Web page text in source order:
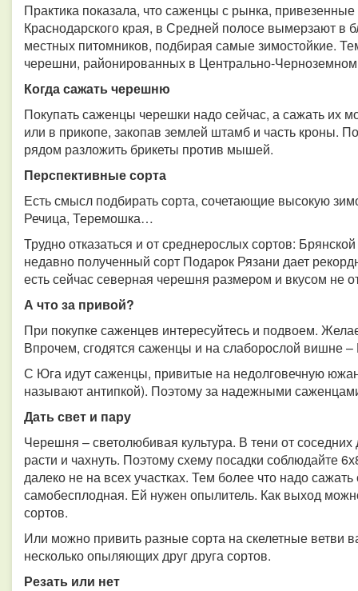
Практика показала, что саженцы с рынка,
Краснодарского края, в Средней полосе вымерзают
местных питомников, подбирая самые зимостойкие.
черешни, районированных в Центрально-
Когда сажать черешню
Покупать саженцы черешки надо сейчас, а сажать их
или в прикопе, закопав землей штамб и часть кроны.
рядом разложить брикеты против мышей.
Перспективные сорта
Есть смысл подбирать сорта, сочетающие высокую
Речица, Теремошка…
Трудно отказаться и от среднерослых сортов:
недавно полученный сорт Подарок Рязани дает
есть сейчас северная черешня размером и вкусом не
А что за привой?
При покупке саженцев интересуйтесь и подвоем.
Впрочем, сгодятся саженцы и на слаборослой вишне
С Юга идут саженцы, привитые на недолговечную
называют антипкой). Поэтому за надежными
Дать свет и пару
Черешня – светолюбивая культура. В тени от
расти и чахнуть. Поэтому схему посадки соблюдайте
далеко не на всех участках. Тем более что надо
самобесплодная. Ей нужен опылитель. Как выход
сортов.
Или можно привить разные сорта на скелетные ветви
несколько опыляющих друг друга сортов.
Резать или нет